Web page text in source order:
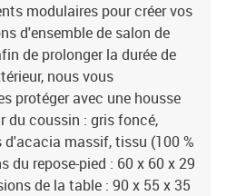
modulaires pour créer vos
d'ensemble de salon de
de prolonger la durée de
nous vous
protéger avec une housse
du coussin : gris foncé,
massif, tissu (100 %
du repose-pied : 60 x 60 x 29
de la table : 90 x 55 x 35